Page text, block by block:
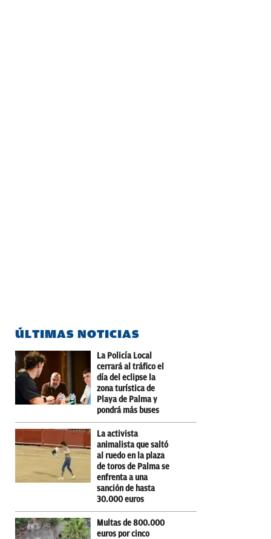
ÚLTIMAS NOTICIAS
La Policía Local
cerrará al tráfico el
día del eclipse la
zona turística de
Playa de Palma y
pondrá más buses
La activista
animalista que saltó
al ruedo en la plaza
de toros de Palma se
enfrenta a una
sanción de hasta
30.000 euros
Multas de 800.000
euros por cinco